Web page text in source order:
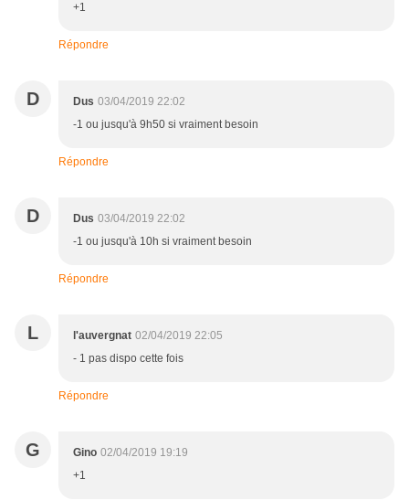
+1
Répondre
D Dus 03/04/2019 22:02
-1 ou jusqu'à 9h50 si vraiment besoin
Répondre
D Dus 03/04/2019 22:02
-1 ou jusqu'à 10h si vraiment besoin
Répondre
L l'auvergnat 02/04/2019 22:05
- 1 pas dispo cette fois
Répondre
G Gino 02/04/2019 19:19
+1